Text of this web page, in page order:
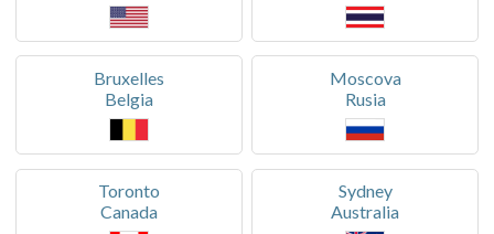
Bruxelles
Belgia
Moscova
Rusia
Toronto
Canada
Sydney
Australia